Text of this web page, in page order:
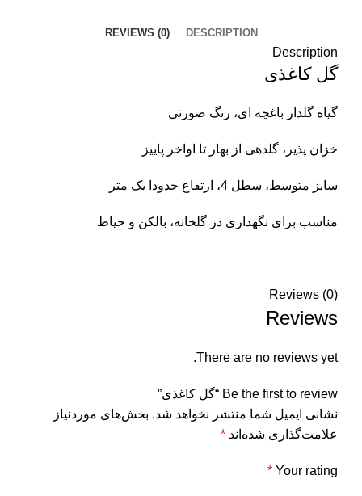
DESCRIPTION
REVIEWS (0)
Description
گل کاغذی
گیاه گلدار باغچه ای، رنگ صورتی
خزان پذیر، گلدهی از بهار تا اواخر پاییز
سایز متوسط، سطل 4، ارتفاع حدودا یک متر
مناسب برای نگهداری در گلخانه، بالکن و حیاط
Reviews (0)
Reviews
There are no reviews yet.
Be the first to review “گل کاغذی”
نشانی ایمیل شما منتشر نخواهد شد. بخش‌های موردنیاز
علامت‌گذاری شده‌اند *
Your rating
*